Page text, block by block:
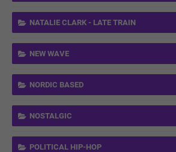
NATALIE CLARK - LATE TRAIN
NEW WAVE
NORDIC BASED
NOSTALGIC
POLITICAL HIP-HOP